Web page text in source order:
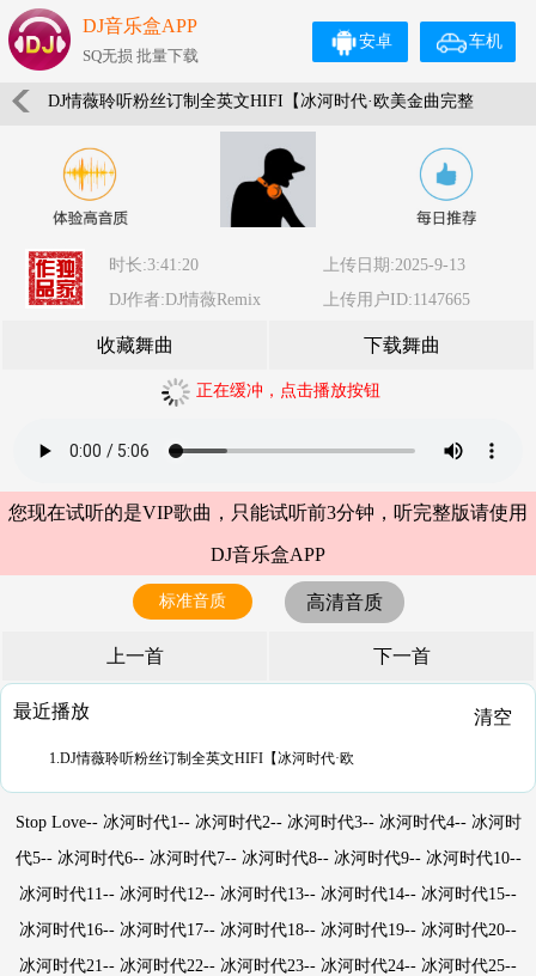
DJ音乐盒APP
SQ无损 批量下载
车机
安卓
DJ情薇聆听粉丝订制全英文HIFI【冰河时代·欧美金曲完整
版】车载珍藏版
时长:3:41:20
上传日期:2025-9-13
DJ作者:DJ情薇Remix
上传用户ID:1147665
收藏舞曲 下载舞曲
正在缓冲，点击播放按钮
您现在试听的是VIP歌曲，只能试听前3分钟，听完整版请使用
DJ音乐盒APP
标准音质 高清音质
上一首 下一首
最近播放 清空
1.DJ情薇聆听粉丝订制全英文HIFI【冰河时代·欧
Stop Love-- 冰河时代1-- 冰河时代2-- 冰河时代3-- 冰河时代4-- 冰河时
代5-- 冰河时代6-- 冰河时代7-- 冰河时代8-- 冰河时代9-- 冰河时代10--
冰河时代11-- 冰河时代12-- 冰河时代13-- 冰河时代14-- 冰河时代15--
冰河时代16-- 冰河时代17-- 冰河时代18-- 冰河时代19-- 冰河时代20--
冰河时代21-- 冰河时代22-- 冰河时代23-- 冰河时代24-- 冰河时代25--